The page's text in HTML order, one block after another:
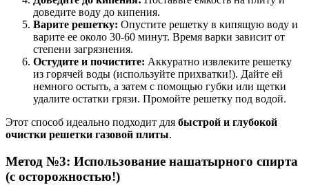
доведите воду до кипения.
Варите решетку: Опустите решетку в кипящую воду и
варите ее около 30-60 минут. Время варки зависит от
степени загрязнения.
Остудите и почистите: Аккуратно извлеките решетку
из горячей воды (используйте прихватки!). Дайте ей
немного остыть, а затем с помощью губки или щетки
удалите остатки грязи. Промойте решетку под водой.
Этот способ идеально подходит для быстрой и глубокой
очистки решетки газовой плиты.
Метод №3: Использование нашатырного спирта
(с осторожностью!)